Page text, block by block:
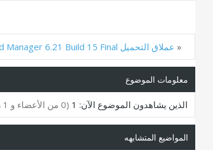
« عملاق التحميل Internet Download Manager 6.21 Build 15 Final
معلومات الموضوع
الذين يشاهدون الموضوع الآن: 1 (0 من الأعضاء و 1 زائر)
المواضيع المتشابهه